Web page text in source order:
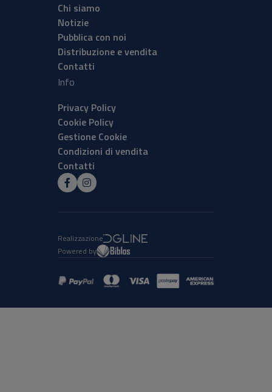
Chi siamo
Notizie
Pubblica con noi
Distribuzione e vendita
Contatti
Info
Privacy Policy
Cookie Policy
Gestione Cookie
Condizioni di vendita
Contatti
Realizzazione
Powered by